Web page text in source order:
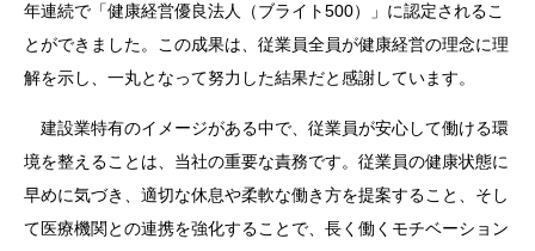
年連続で「健康経営優良法人（ブライト500）」に認定されるこ
とができました。この成果は、従業員全員が健康経営の理念に理
解を示し、一丸となって努力した結果だと感謝しています。
建設業特有のイメージがある中で、従業員が安心して働ける環
境を整えることは、当社の重要な責務です。従業員の健康状態に
早めに気づき、適切な休息や柔軟な働き方を提案すること、そし
て医療機関との連携を強化することで、長く働くモチベーション